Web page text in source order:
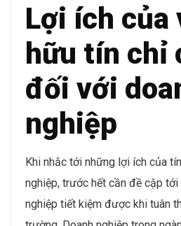
Lợi ích của
hữu tín chỉ
đối với
nghiệp
Khi nhắc tới những lợi ích của
nghiệp, trước hết cần đề cập
nghiệp tiết kiệm được khi tuân